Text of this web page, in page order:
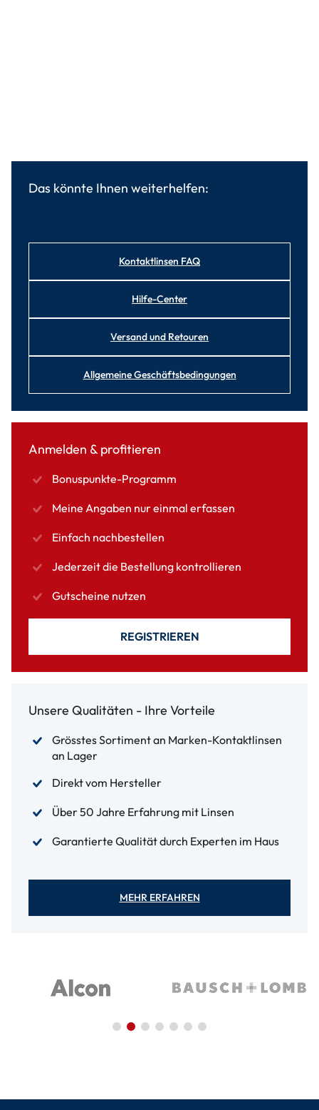
Das könnte Ihnen weiterhelfen:
Kontaktlinsen FAQ
Hilfe-Center
Versand und Retouren
Allgemeine Geschäftsbedingungen
Anmelden & profitieren
Bonuspunkte-Programm
Meine Angaben nur einmal erfassen
Einfach nachbestellen
Jederzeit die Bestellung kontrollieren
Gutscheine nutzen
REGISTRIEREN
Unsere Qualitäten - Ihre Vorteile
Grösstes Sortiment an Marken-Kontaktlinsen
an Lager
Direkt vom Hersteller
Über 50 Jahre Erfahrung mit Linsen
Garantierte Qualität durch Experten im Haus
MEHR ERFAHREN